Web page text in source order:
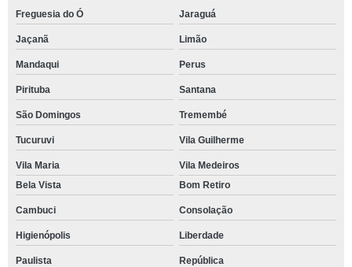
Freguesia do Ó Jaraguá
Jaçanã Limão
Mandaqui Perus
Pirituba Santana
São Domingos Tremembé
Tucuruvi Vila Guilherme
Vila Maria
Vila Medeiros
Bela Vista
Bom Retiro
Cambuci Consolação
Higienópolis Liberdade
Paulista República